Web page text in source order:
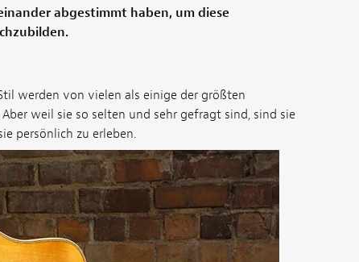
abgestimmt haben, um diese
werden von vielen als einige der größten
weil sie so selten und sehr gefragt sind, sind sie
persönlich zu erleben.